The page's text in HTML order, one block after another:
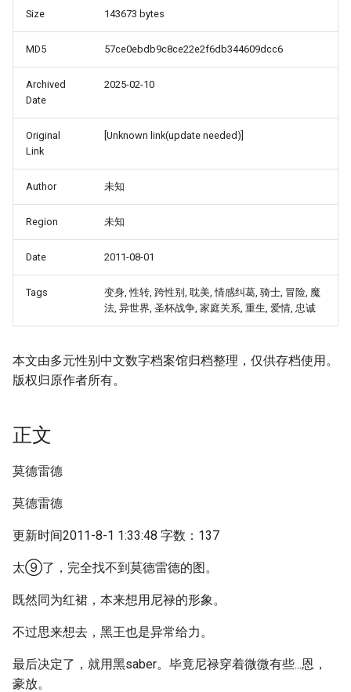
Size 143673 bytes
MD5 57ce0ebdb9c8ce22e2f6db344609dcc6
Archived
Date
2025-02-10
Original
Link
[Unknown link(update needed)]
Author 未知
Region 未知
Date 2011-08-01
Tags
变身, 性转, 跨性别, 耽美, 情感纠葛, 骑士, 冒险, 魔
法, 异世界, 圣杯战争, 家庭关系, 重生, 爱情, 忠诚
本文由多元性别中文数字档案馆归档整理，仅供存档使用。
版权归原作者所有。
正文
莫德雷德
莫德雷德
更新时间2011-8-1 1:33:48 字数：137
太⑨了，完全找不到莫德雷德的图。
既然同为红裙，本来想用尼禄的形象。
不过思来想去，黑王也是异常给力。
最后决定了，就用黑saber。毕竟尼禄穿着微微有些...恩，
豪放。